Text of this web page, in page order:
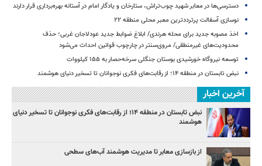
دسترسی‌ها در معابر شهید چوب‌تراش، ستارخان و یادگار امام در آستانه بهره‌برداری قرار دارند
نوسازی آسفالت پرترددترین معبر محلی منطقه ۲۲
اخذ مصوبه جدید برای محله هرندی/ ابلاغ ضوابط جدید عودلاجان غربی؛ حذف
محدودیت‌های غیرمنطقی/ مروی‌سنتر در چارچوب قوانین احداث می‌شود
توسعه نیروگاه خورشیدی بوستان جنگلی سرخه‌حصار به ۱۵۵ کیلووات
نبض تابستان در منطقه ۱۴؛ از رقابت‌های فکری نوجوانان تا تسخیر دنیای هوشمند
آخرین اخبار
نبض تابستان در منطقه ۱۴؛ از رقابت‌های فکری نوجوانان تا تسخیر دنیای
هوشمند
از بازسازی معابر تا مدیریت هوشمند آب‌های سطحی